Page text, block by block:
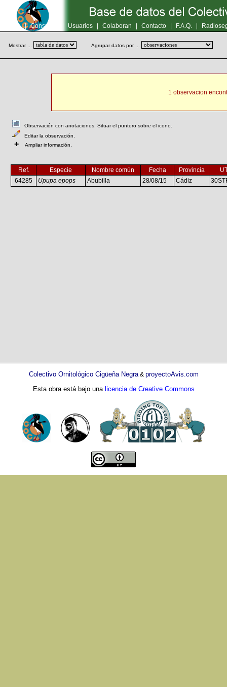
Inicio | Consultas Usuarios Colaboran Contacto F.A.Q.
Mostrar ... Agrupar datos por ...
1 observacion
Observación con anotaciones. Situar el puntero sobre el icono.
Editar la observación.
+ Ampliar información.
Ref. Especie Nombre común Fecha Provincia
64285
Upupa epops Abubilla 28/08/15 Cádiz
Colectivo Ornitológico Cigüeña Negra& proyectoAvis.com
Esta obra está bajo una licencia de Creative Commons